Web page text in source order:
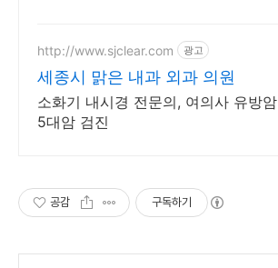
http://www.sjclear.com 광고
세종시 맑은 내과 외과 의원
소화기 내시경 전문의, 여의사 유방암 자궁암 검진,
5대암 검진
공감 구독하기